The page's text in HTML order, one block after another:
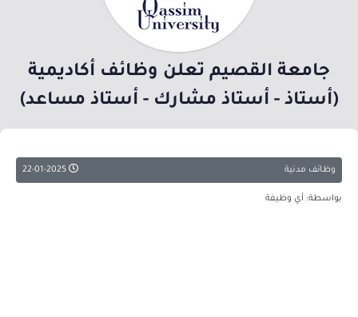
جامعة القصيم تعلن وظائف أكاديمية
(أستاذ - أستاذ مشارك - أستاذ مساعد)
وظائف مدنية
بواسطة: أي وظيفة